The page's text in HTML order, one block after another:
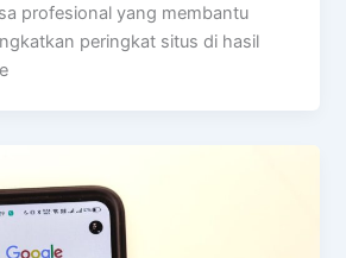
profesional yang membantu
peringkat situs di hasil